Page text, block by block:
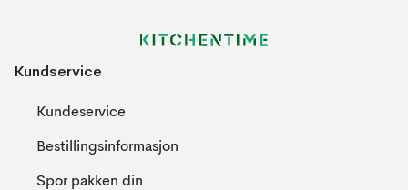
Kundservice
Kundeservice
Bestillingsinformasjon
Spor pakken din